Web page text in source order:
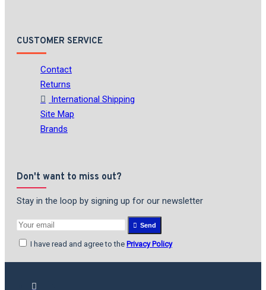
CUSTOMER SERVICE
Contact
Returns
International Shipping
Site Map
Brands
Don't want to miss out?
Stay in the loop by signing up for our newsletter
Send
I have read and agree to the Privacy Policy